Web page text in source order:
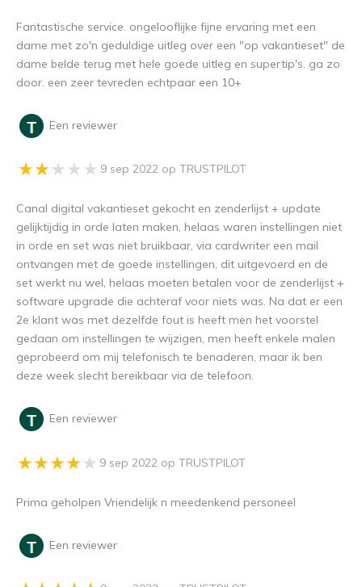
Fantastische service. ongelooflijke fijne ervaring met een
dame met zo'n geduldige uitleg over een "op vakantieset" de
dame belde terug met hele goede uitleg en supertip's. ga zo
door. een zeer tevreden echtpaar een 10+
Een reviewer
9 sep 2022 op TRUSTPILOT
Canal digital vakantieset gekocht en zenderlijst + update
gelijktijdig in orde laten maken, helaas waren instellingen niet
in orde en set was niet bruikbaar, via cardwriter een mail
ontvangen met de goede instellingen, dit uitgevoerd en de
set werkt nu wel, helaas moeten betalen voor de zenderlijst +
software upgrade die achteraf voor niets was. Na dat er een
2e klant was met dezelfde fout is heeft men het voorstel
gedaan om instellingen te wijzigen, men heeft enkele malen
geprobeerd om mij telefonisch te benaderen, maar ik ben
deze week slecht bereikbaar via de telefoon.
Een reviewer
9 sep 2022 op TRUSTPILOT
Prima geholpen Vriendelijk n meedenkend personeel
Een reviewer